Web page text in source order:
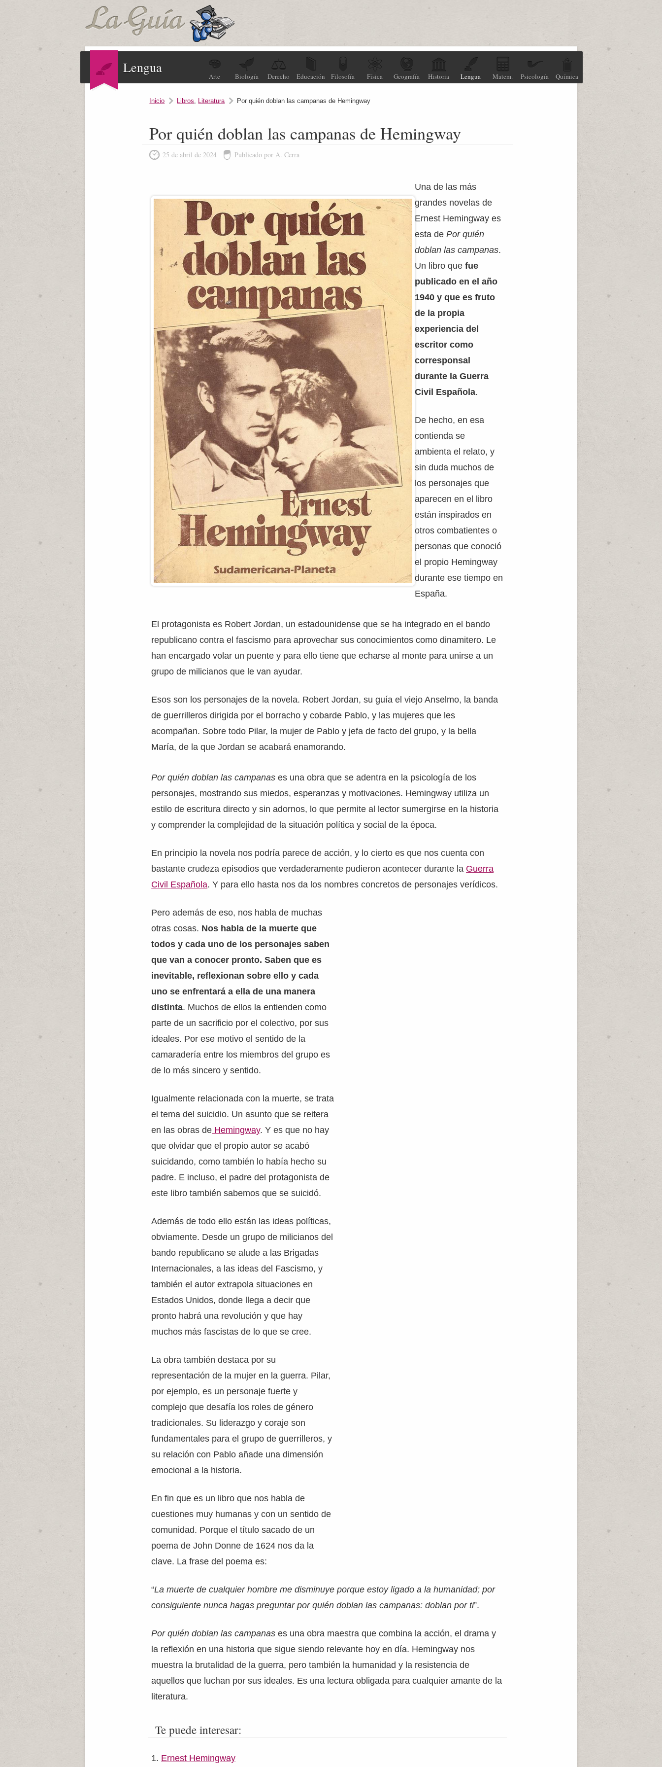
Lengua
Arte Biología Derecho Educación Filosofía Física Geografía Historia Lengua Matem. Psicología Química
Inicio Libros, Literatura Por quién doblan las campanas de Hemingway
Por quién doblan las campanas de Hemingway
25 de abril de 2024 Publicado por A. Cerra
Una de las más
grandes novelas de
Ernest Hemingway es
esta dePor quién
doblan las campanas.
Un libro quefue
publicado en el año
1940 y que es fruto
de la propia
experiencia del
escritor como
corresponsal
durante la Guerra
Civil Española.
De hecho, en esa
contienda se
ambienta el relato, y
sin duda muchos de
los personajes que
aparecen en el libro
están inspirados en
otros combatientes o
personas que conoció
el propio Hemingway
durante ese tiempo en
España.
El protagonista es Robert Jordan, un estadounidense que se ha integrado en el bando
republicano contra el fascismo para aprovechar sus conocimientos como dinamitero. Le
han encargado volar un puente y para ello tiene que echarse al monte para unirse a un
grupo de milicianos que le van ayudar.
Esos son los personajes de la novela. Robert Jordan, su guía el viejo Anselmo, la banda
de guerrilleros dirigida por el borracho y cobarde Pablo, y las mujeres que les
acompañan. Sobre todo Pilar, la mujer de Pablo y jefa de facto del grupo, y la bella
María, de la que Jordan se acabará enamorando.
Por quién doblan las campanas es una obra que se adentra en la psicología de los
personajes, mostrando sus miedos, esperanzas y motivaciones. Hemingway utiliza un
estilo de escritura directo y sin adornos, lo que permite al lector sumergirse en la historia
y comprender la complejidad de la situación política y social de la época.
En principio la novela nos podría parece de acción, y lo cierto es que nos cuenta con
bastante crudeza episodios que verdaderamente pudieron acontecer durante la Guerra
Civil Española. Y para ello hasta nos da los nombres concretos de personajes verídicos.
Pero además de eso, nos habla de muchas
otras cosas. Nos habla de la muerte que
todos y cada uno de los personajes saben
que van a conocer pronto. Saben que es
inevitable, reflexionan sobre ello y cada
uno se enfrentará a ella de una manera
distinta. Muchos de ellos la entienden como
parte de un sacrificio por el colectivo, por sus
ideales. Por ese motivo el sentido de la
camaradería entre los miembros del grupo es
de lo más sincero y sentido.
Igualmente relacionada con la muerte, se trata
el tema del suicidio. Un asunto que se reitera
en las obras de Hemingway. Y es que no hay
que olvidar que el propio autor se acabó
suicidando, como también lo había hecho su
padre. E incluso, el padre del protagonista de
este libro también sabemos que se suicidó.
Además de todo ello están las ideas políticas,
obviamente. Desde un grupo de milicianos del
bando republicano se alude a las Brigadas
Internacionales, a las ideas del Fascismo, y
también el autor extrapola situaciones en
Estados Unidos, donde llega a decir que
pronto habrá una revolución y que hay
muchos más fascistas de lo que se cree.
La obra también destaca por su
representación de la mujer en la guerra. Pilar,
por ejemplo, es un personaje fuerte y
complejo que desafía los roles de género
tradicionales. Su liderazgo y coraje son
fundamentales para el grupo de guerrilleros, y
su relación con Pablo añade una dimensión
emocional a la historia.
En fin que es un libro que nos habla de
cuestiones muy humanas y con un sentido de
comunidad. Porque el título sacado de un
poema de John Donne de 1624 nos da la
clave. La frase del poema es:
“La muerte de cualquier hombre me disminuye porque estoy ligado a la humanidad; por
consiguiente nunca hagas preguntar por quién doblan las campanas: doblan por ti”.
Por quién doblan las campanas es una obra maestra que combina la acción, el drama y
la reflexión en una historia que sigue siendo relevante hoy en día. Hemingway nos
muestra la brutalidad de la guerra, pero también la humanidad y la resistencia de
aquellos que luchan por sus ideales. Es una lectura obligada para cualquier amante de la
literatura.
Te puede interesar:
Ernest Hemingway